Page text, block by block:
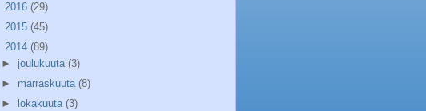
2016 (29)
2015 (45)
2014 (89)
► joulukuuta (3)
► marraskuuta (8)
►
lokakuuta (3)